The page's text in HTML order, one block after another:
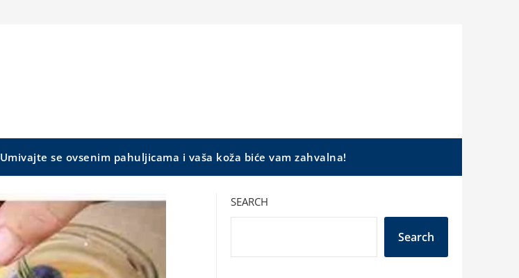
Umivajte se ovsenim pahuljicama i vaša koža biće vam zahvalna!
SEARCH
Search